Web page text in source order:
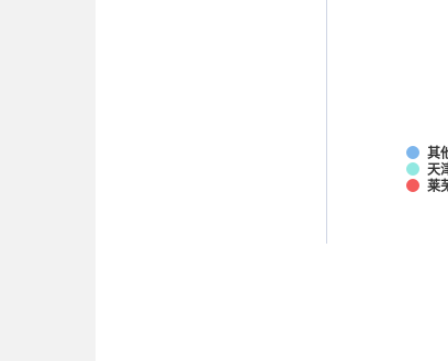
其
天
莱